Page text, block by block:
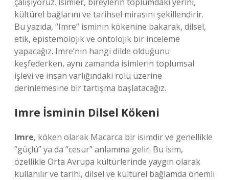
kültürel bağlarını ve tarihsel mirasını şekillendirir.
Bu yazıda, “Imre” isminin kökenine bakarak, dilsel,
etik, epistemolojik ve ontolojik bir inceleme
yapacağız. Imre’nin hangi dilde olduğunu
keşfederken, aynı zamanda isimlerin toplumsal
işlevi ve insan varlığındaki rolü üzerine
derinlemesine bir tartışma başlatacağız.
Imre İsminin Dilsel Kökeni
Imre, köken olarak Macarca bir isimdir ve genellikle
“güçlü” ya da “cesur” anlamına gelir. Bu isim,
özellikle Orta Avrupa kültürlerinde yaygın olarak
kullanılır ve tarihi, dilsel ve kültürel bağlamda önemli